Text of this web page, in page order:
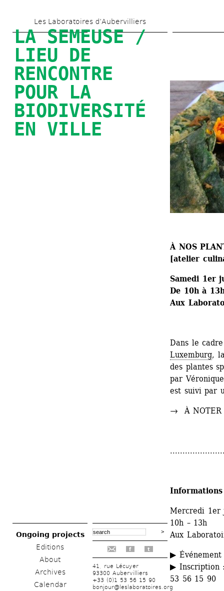
to
main
content
Les Laboratoires d’Aubervilliers
LA SEMEUSE /
LIEU DE
RENCONTRE
POUR LA
BIODIVERSITÉ
EN VILLE
Ongoing projects
Editions
About
Archives
Calendar
f t
41, rue Lécuyer
93300 Aubervilliers
+33 (0)1 53 56 15 90
bonjour@leslaboratoires.org
À NOS
[atelier
Samedi 1er
De 10h à
Aux
Dans le
Luxemburg,
des plantes
par
est suivi par
→ À NOTER
Mercredi 1er
10h – 13h
Aux
▶
▶
53 56 15 90